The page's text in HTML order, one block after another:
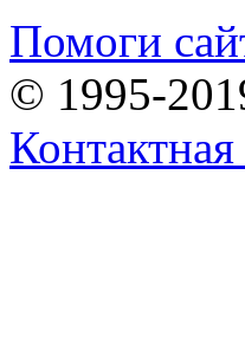
Помоги
© 1995-